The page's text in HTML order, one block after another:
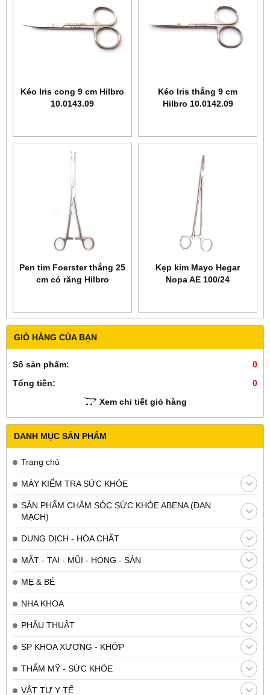
GIỎ HÀNG CỦA BẠN
Số sản phẩm:
0
Tổng tiền:
0
Xem chi tiết giỏ hàng
DANH MỤC SẢN PHẨM
Trang chủ
MÁY KIỂM TRA SỨC KHỎE
SẢN PHẨM CHĂM SÓC SỨC KHỎE ABENA (ĐAN
MẠCH)
DUNG DỊCH - HÓA CHẤT
MẮT - TAI - MŨI - HỌNG - SẢN
MẸ & BÉ
NHA KHOA
PHẪU THUẬT
SP KHOA XƯƠNG - KHỚP
THẨM MỸ - SỨC KHỎE
VẬT TƯ Y TẾ
Kéo Iris cong 9 cm Hilbro
10.0143.09
Kéo Iris thẳng 9 cm
Hilbro 10.0142.09
Pen tim Foerster thẳng 25
cm có răng Hilbro
Kẹp kim Mayo Hegar
Nopa AE 100/24